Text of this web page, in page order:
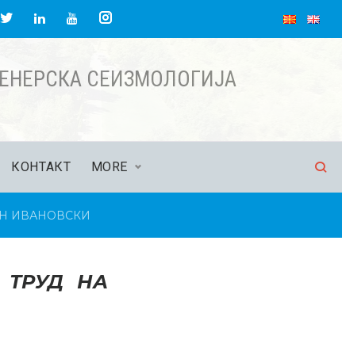
Twitter
LinkedInYouTube
Instagram
СЕИЗМОЛОГИЈА
КОНТАКТ MORE
ИВАНОВСКИ
ТРУД НА